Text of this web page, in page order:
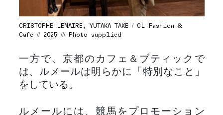
CRISTOPHE LEMAIRE, YUTAKA TAKE / CL Fashion &
Cafe // 2025 /// Photo supplied
一方で、京都のカフェ＆ブティックで
は、ルメールは明らかに「特別なこと」
をしている。
ルメールには、競馬をプロモーション